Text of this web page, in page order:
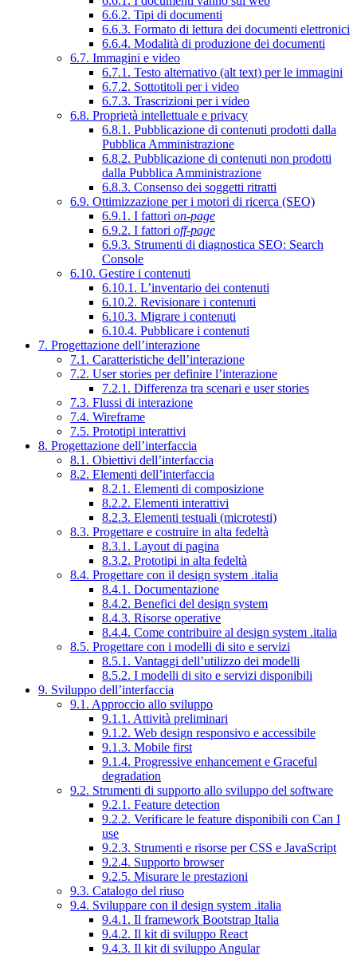
6.6.2. Tipi di documenti
6.6.3. Formato di lettura dei documenti elettronici
6.6.4. Modalità di produzione dei documenti
6.7. Immagini e video
6.7.1. Testo alternativo (alt text) per le immagini
6.7.2. Sottotitoli per i video
6.7.3. Trascrizioni per i video
6.8. Proprietà intellettuale e privacy
6.8.1. Pubblicazione di contenuti prodotti dalla
Pubblica Amministrazione
6.8.2. Pubblicazione di contenuti non prodotti
dalla Pubblica Amministrazione
6.8.3. Consenso dei soggetti ritratti
6.9. Ottimizzazione per i motori di ricerca (SEO)
6.9.1. I fattori on-page
6.9.2. I fattori off-page
6.9.3. Strumenti di diagnostica SEO: Search
Console
6.10. Gestire i contenuti
6.10.1. L’inventario dei contenuti
6.10.2. Revisionare i contenuti
6.10.3. Migrare i contenuti
6.10.4. Pubblicare i contenuti
7. Progettazione dell’interazione
7.1. Caratteristiche dell’interazione
7.2. User stories per definire l’interazione
7.2.1. Differenza tra scenari e user stories
7.3. Flussi di interazione
7.4. Wireframe
7.5. Prototipi interattivi
8. Progettazione dell’interfaccia
8.1. Obiettivi dell’interfaccia
8.2. Elementi dell’interfaccia
8.2.1. Elementi di composizione
8.2.2. Elementi interattivi
8.2.3. Elementi testuali (microtesti)
8.3. Progettare e costruire in alta fedeltà
8.3.1. Layout di pagina
8.3.2. Prototipi in alta fedeltà
8.4. Progettare con il design system .italia
8.4.1. Documentazione
8.4.2. Benefici del design system
8.4.3. Risorse operative
8.4.4. Come contribuire al design system .italia
8.5. Progettare con i modelli di sito e servizi
8.5.1. Vantaggi dell’utilizzo dei modelli
8.5.2. I modelli di sito e servizi disponibili
9. Sviluppo dell’interfaccia
9.1. Approccio allo sviluppo
9.1.1. Attività preliminari
9.1.2. Web design responsivo e accessibile
9.1.3. Mobile first
9.1.4. Progressive enhancement e Graceful
degradation
9.2. Strumenti di supporto allo sviluppo del software
9.2.1. Feature detection
9.2.2. Verificare le feature disponibili con Can I
use
9.2.3. Strumenti e risorse per CSS e JavaScript
9.2.4. Supporto browser
9.2.5. Misurare le prestazioni
9.3. Catalogo del riuso
9.4. Sviluppare con il design system .italia
9.4.1. Il framework Bootstrap Italia
9.4.2. Il kit di sviluppo React
9.4.3. Il kit di sviluppo Angular